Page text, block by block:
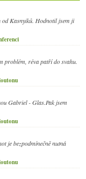
od Kasnyiků. Hodnotil jsem ji
problém, réva patří do svahu.
Gabriel - Glas.Pak jsem
je bezpodmínečně nutná